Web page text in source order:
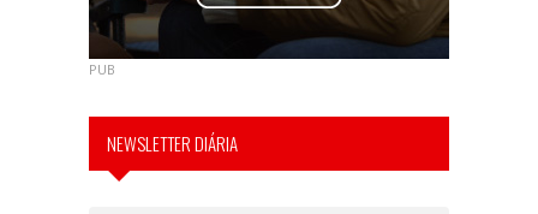
PUB
NEWSLETTER DIÁRIA